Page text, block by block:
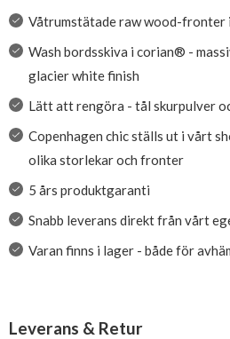
Våtrumstätade raw wood-fronter
Wash bordsskiva i corian® -
glacier white finish
Lätt att rengöra - tål skurpulver
Copenhagen chic ställs ut i vårt
olika storlekar och fronter
5 års produktgaranti
Snabb leverans direkt från vårt
Varan finns i lager - både för
Leverans & Retur